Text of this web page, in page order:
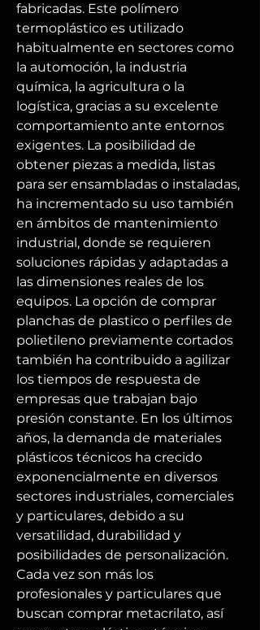
fabricadas. Este polímero
termoplástico es utilizado
habitualmente en sectores como
la automoción, la industria
química, la agricultura o la
logística, gracias a su excelente
comportamiento ante entornos
exigentes. La posibilidad de
obtener piezas a medida, listas
para ser ensambladas o instaladas,
ha incrementado su uso también
en ámbitos de mantenimiento
industrial, donde se requieren
soluciones rápidas y adaptadas a
las dimensiones reales de los
equipos. La opción de comprar
planchas de plastico o perfiles de
polietileno previamente cortados
también ha contribuido a agilizar
los tiempos de respuesta de
empresas que trabajan bajo
presión constante. En los últimos
años, la demanda de materiales
plásticos técnicos ha crecido
exponencialmente en diversos
sectores industriales, comerciales
y particulares, debido a su
versatilidad, durabilidad y
posibilidades de personalización.
Cada vez son más los
profesionales y particulares que
buscan comprar metacrilato, así